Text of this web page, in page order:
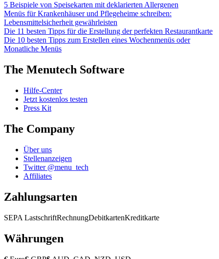
5 Beispiele von Speisekarten mit deklarierten Allergenen
Menüs für Krankenhäuser und Pflegeheime schreiben:
Lebensmittelsicherheit gewährleisten
Die 11 besten Tipps für die Erstellung der perfekten Restaurantkarte
Die 10 besten Tipps zum Erstellen eines Wochenmenüs oder
Monatliche Menüs
The Menutech Software
Hilfe-Center
Jetzt kostenlos testen
Press Kit
The Company
Über uns
Stellenanzeigen
Twitter @menu_tech
Affiliates
Zahlungsarten
SEPA LastschriftRechnungDebitkartenKreditkarte
Währungen